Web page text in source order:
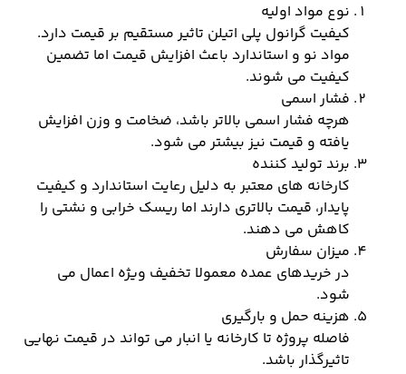
نوع مواد اولیه
کیفیت گرانول پلی اتیلن تاثیر مستقیم بر قیمت دارد.
مواد نو و استاندارد باعث افزایش قیمت اما تضمین
کیفیت می شوند.
فشار اسمی
هرچه فشار اسمی بالاتر باشد، ضخامت و وزن افزایش
یافته و قیمت نیز بیشتر می شود.
برند تولید کننده
کارخانه های معتبر به دلیل رعایت استاندارد و کیفیت
پایدار، قیمت بالاتری دارند اما ریسک خرابی و نشتی را
کاهش می دهند.
میزان سفارش
در خریدهای عمده معمولا تخفیف ویژه اعمال می
شود.
هزینه حمل و بارگیری
فاصله پروژه تا کارخانه یا انبار می تواند در قیمت نهایی
تاثیرگذار باشد.